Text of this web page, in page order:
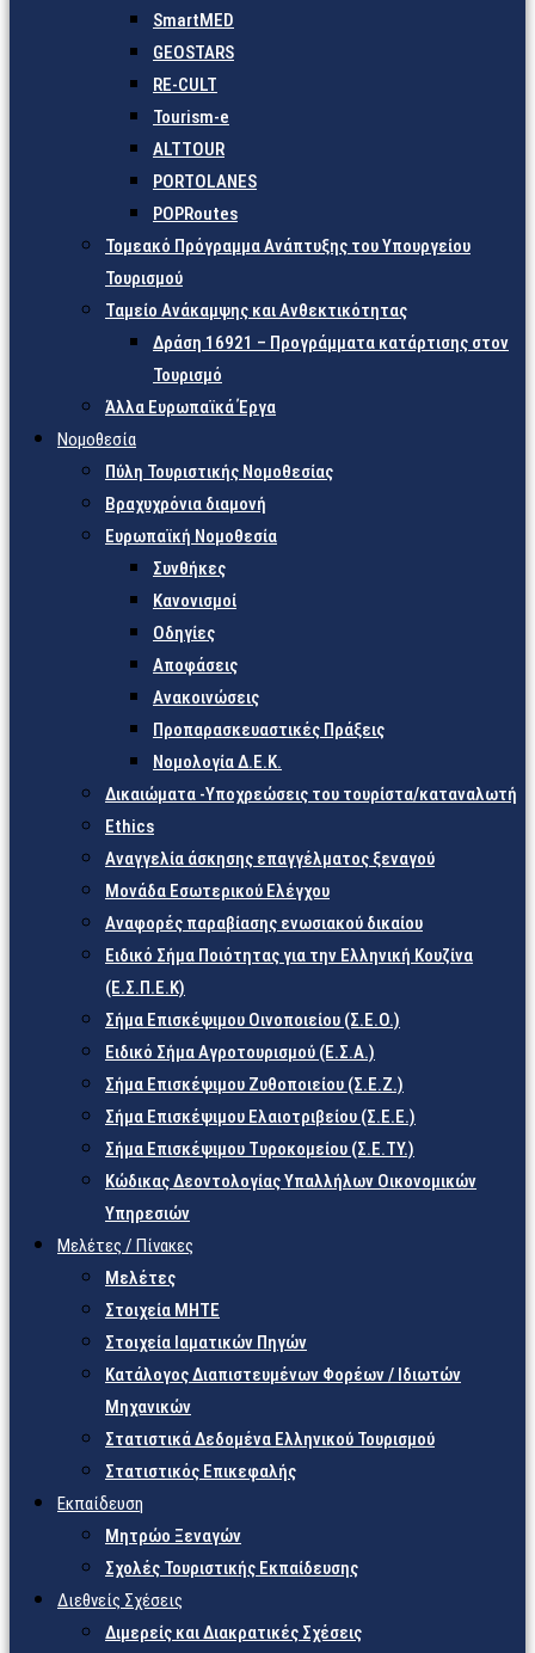
SmartMED
GEOSTARS
RE-CULT
Tourism-e
ALTTOUR
PORTOLANES
POPRoutes
Τομεακό Πρόγραμμα Ανάπτυξης του Υπουργείου
Τουρισμού
Ταμείο Ανάκαμψης και Ανθεκτικότητας
Δράση 16921 – Προγράμματα κατάρτισης στον
Τουρισμό
Άλλα Ευρωπαϊκά Έργα
Νομοθεσία
Πύλη Τουριστικής Νομοθεσίας
Βραχυχρόνια διαμονή
Ευρωπαϊκή Νομοθεσία
Συνθήκες
Κανονισμοί
Οδηγίες
Αποφάσεις
Ανακοινώσεις
Προπαρασκευαστικές Πράξεις
Νομολογία Δ.Ε.Κ.
Δικαιώματα -Υποχρεώσεις του τουρίστα/καταναλωτή
Ethics
Αναγγελία άσκησης επαγγέλματος ξεναγού
Μονάδα Εσωτερικού Ελέγχου
Αναφορές παραβίασης ενωσιακού δικαίου
Ειδικό Σήμα Ποιότητας για την Ελληνική Κουζίνα
(Ε.Σ.Π.Ε.Κ)
Σήμα Επισκέψιμου Οινοποιείου (Σ.Ε.Ο.)
Ειδικό Σήμα Αγροτουρισμού (Ε.Σ.Α.)
Σήμα Επισκέψιμου Ζυθοποιείου (Σ.Ε.Ζ.)
Σήμα Επισκέψιμου Ελαιοτριβείου (Σ.Ε.Ε.)
Σήμα Επισκέψιμου Τυροκομείου (Σ.Ε.TY.)
Κώδικας Δεοντολογίας Υπαλλήλων Οικονομικών
Υπηρεσιών
Μελέτες / Πίνακες
Μελέτες
Στοιχεία ΜΗΤΕ
Στοιχεία Ιαματικών Πηγών
Κατάλογος Διαπιστευμένων Φορέων / Ιδιωτών
Μηχανικών
Στατιστικά Δεδομένα Ελληνικού Τουρισμού
Στατιστικός Επικεφαλής
Εκπαίδευση
Μητρώο Ξεναγών
Σχολές Τουριστικής Εκπαίδευσης
Διεθνείς Σχέσεις
Διμερείς και Διακρατικές Σχέσεις